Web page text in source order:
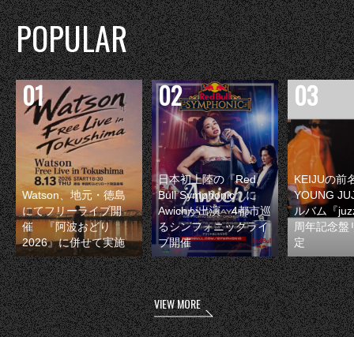
POPULAR
Watson、地元・徳島
にてフリーライブ開
催 『阿波おどり
2026』に併せて実施
日本初上陸の『Red
Bull Symphonic』に
Awichが出演 4都市巡
るシンフォニックライ
ブ開催
KEIJUの前
YOUNG
ルバム『
周年記念盤
定
VIEW MORE